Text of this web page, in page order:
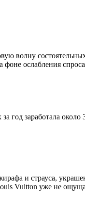
волну
ослабления
заработала
и страуса,
Vuitton уже не